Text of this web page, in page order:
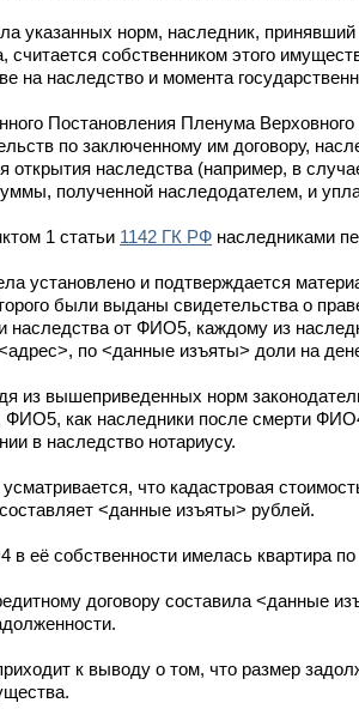
указанных норм, наследник,
считается собственником этого
на наследство и момента
Постановления Пленума
по заключенному им договору,
открытия наследства (например, в
полученной наследодателем, и
1 статьи 1142 ГК РФ наследниками
установлено и подтверждается
были выданы свидетельства о
наследства от ФИО5, каждому из
по <данные изъяты> доли на
из вышеприведенных норм
как наследники после смерти ФИО4,
в наследство нотариусу.
что кадастровая
<данные изъяты> рублей.
её собственности имелась квартира
договору составила <данные
к выводу о том, что размер